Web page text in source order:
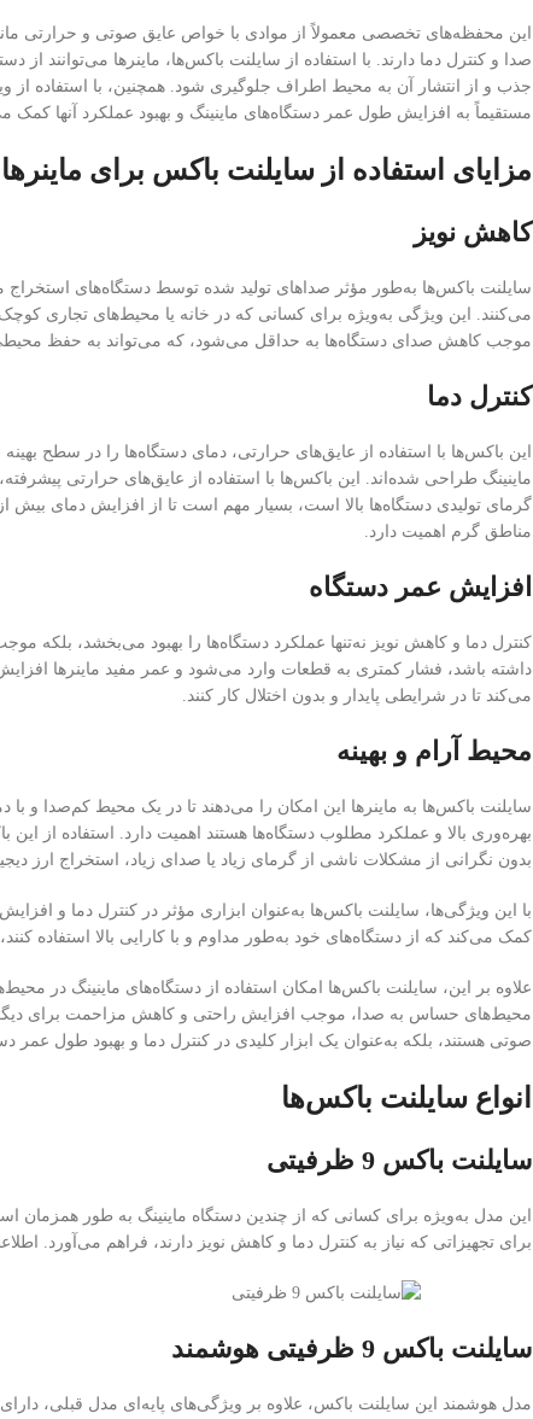
این محفظه‌های تخصصی معمولاً از موادی با خواص عایق صوتی و حرارتی
صدا و کنترل دما دارند. با استفاده از سایلنت باکس‌ها، ماینرها می‌توانند
جذب و از انتشار آن به محیط اطراف جلوگیری شود. همچنین، با استفاده
مستقیماً به افزایش طول عمر دستگاه‌های ماینینگ و بهبود عملکرد آنها کمک
مزایای استفاده از سایلنت باکس برای ماینرها
کاهش نویز
سایلنت باکس‌ها به‌طور مؤثر صداهای تولید شده توسط دستگاه‌های استخراج
می‌کنند. این ویژگی به‌ویژه برای کسانی که در خانه یا محیط‌های تجاری
موجب کاهش صدای دستگاه‌ها به حداقل می‌شود، که می‌تواند به حفظ
کنترل دما
این باکس‌ها با استفاده از عایق‌های حرارتی، دمای دستگاه‌ها را در سطح
ماینینگ طراحی شده‌اند. این باکس‌ها با استفاده از عایق‌های حرارتی
گرمای تولیدی دستگاه‌ها بالا است، بسیار مهم است تا از افزایش دمای
مناطق گرم اهمیت دارد.
افزایش عمر دستگاه
کنترل دما و کاهش نویز نه‌تنها عملکرد دستگاه‌ها را بهبود می‌بخشد،
داشته باشد، فشار کمتری به قطعات وارد می‌شود و عمر مفید ماینرها
می‌کند تا در شرایطی پایدار و بدون اختلال کار کنند.
محیط آرام و بهینه
سایلنت باکس‌ها به ماینرها این امکان را می‌دهند تا در یک محیط کم‌صدا و با
بهره‌وری بالا و عملکرد مطلوب دستگاه‌ها هستند اهمیت دارد. استفاده از
بدون نگرانی از مشکلات ناشی از گرمای زیاد یا صدای زیاد، استخراج ارز
با این ویژگی‌ها، سایلنت باکس‌ها به‌عنوان ابزاری مؤثر در کنترل دما و
کمک می‌کند که از دستگاه‌های خود به‌طور مداوم و با کارایی بالا استفاده
علاوه بر این، سایلنت باکس‌ها امکان استفاده از دستگاه‌های ماینینگ در
محیط‌های حساس به صدا، موجب افزایش راحتی و کاهش مزاحمت برای
صوتی هستند، بلکه به‌عنوان یک ابزار کلیدی در کنترل دما و بهبود طول عمر
انواع سایلنت باکس‌ها
سایلنت باکس 9 ظرفیتی
برای تجهیزاتی که نیاز به کنترل دما و کاهش نویز دارند، فراهم می‌آورد.
سایلنت باکس 9 ظرفیتی هوشمند
مدل هوشمند این سایلنت باکس، علاوه بر ویژگی‌های پایه‌ای مدل قبلی،